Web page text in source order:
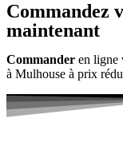
Commandez
maintenant
Commander en ligne
à Mulhouse à prix